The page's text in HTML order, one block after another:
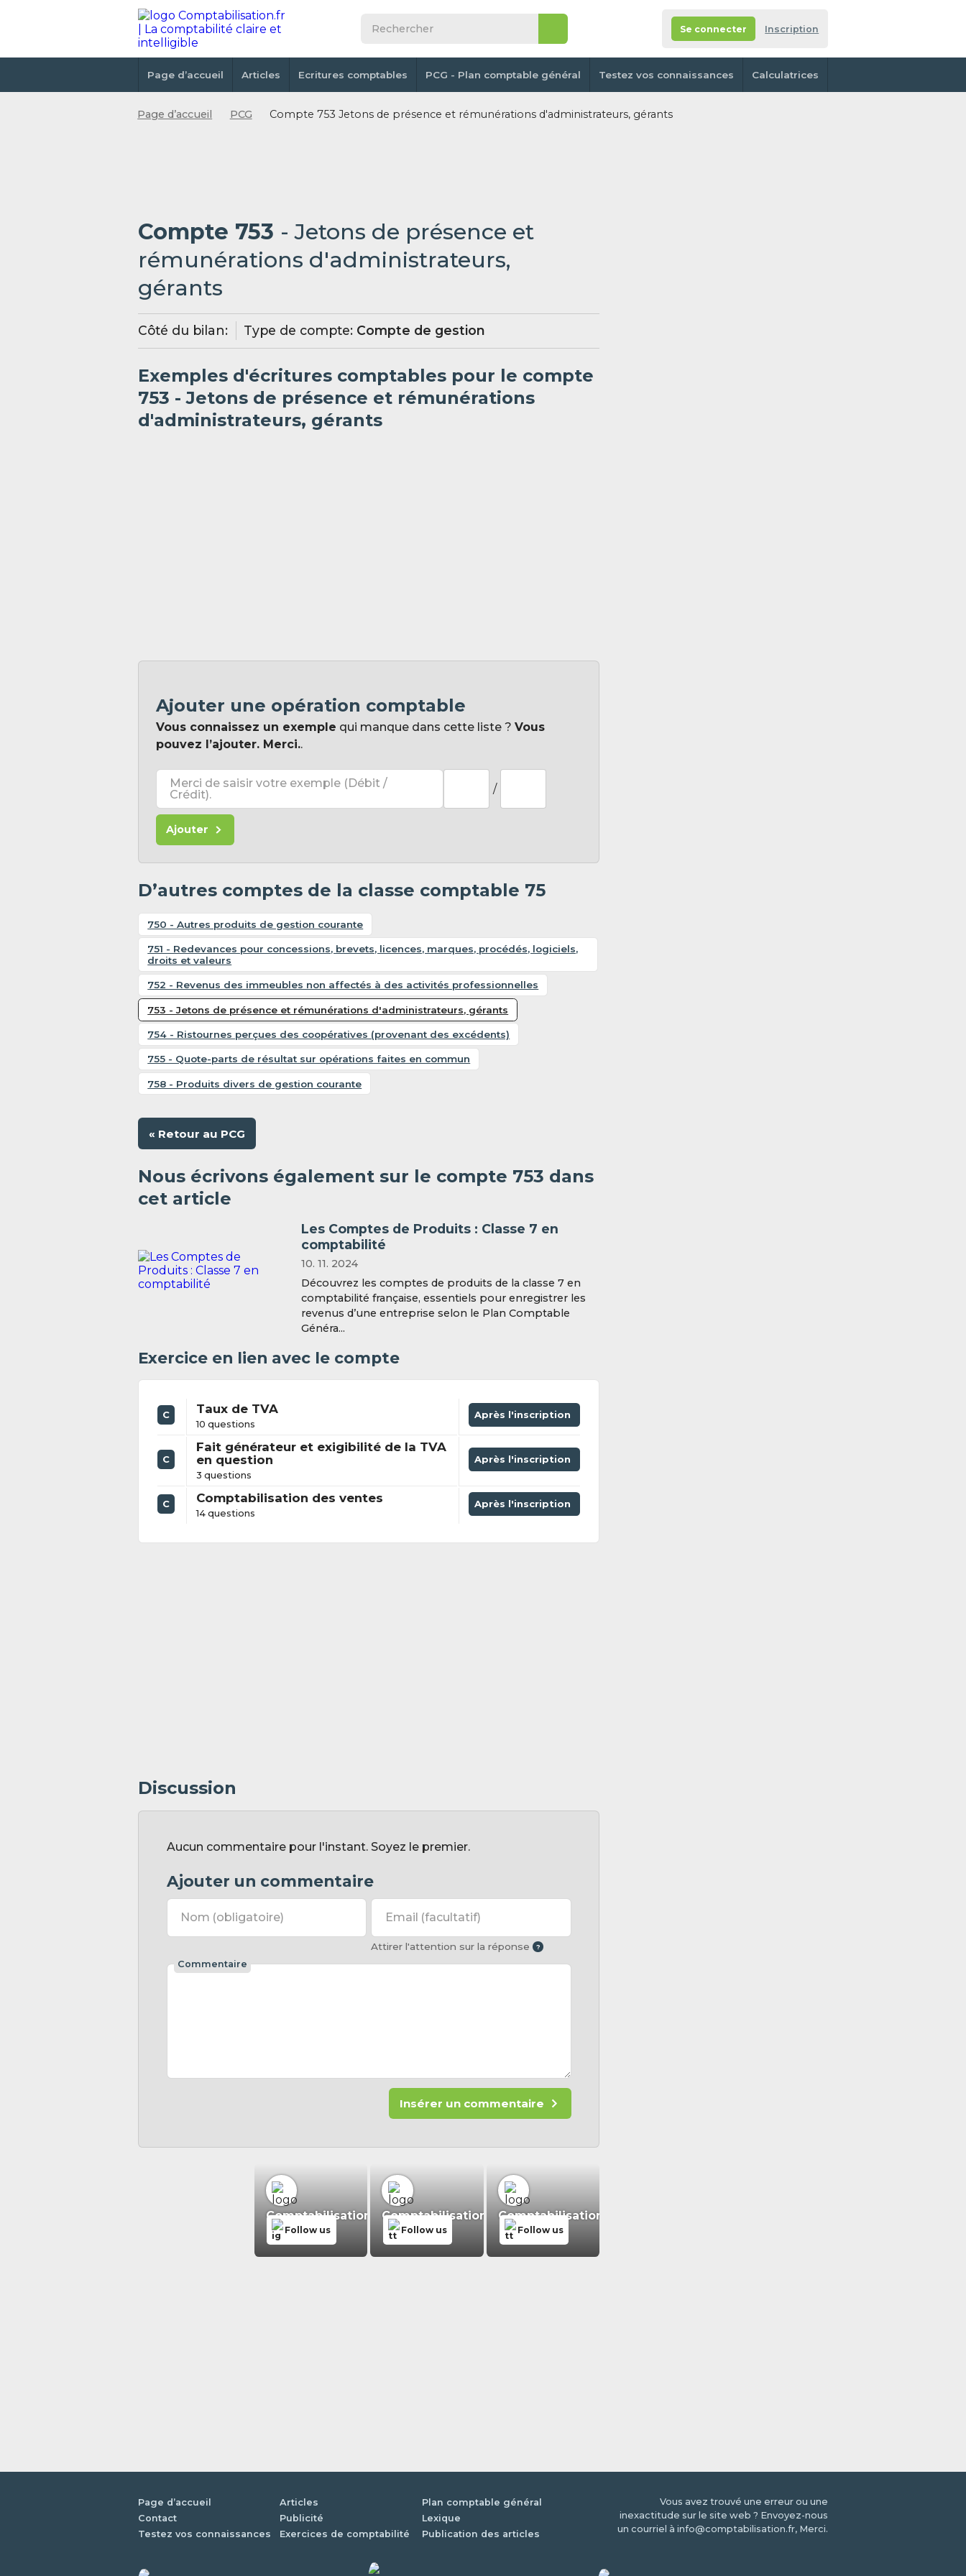
Se connecter Inscription
Page d’accueil Articles Ecritures comptables PCG - Plan comptable général Testez vos connaissances Calculatrices
Page d’accueil PCG Compte 753 Jetons de présence et rémunérations d'administrateurs, gérants
Compte 753 - Jetons de présence et
rémunérations d'administrateurs,
gérants
Côté du bilan: Type de compte: Compte de gestion
Exemples d'écritures comptables pour le compte
753 - Jetons de présence et rémunérations
d'administrateurs, gérants
Ajouter une opération comptable
Vous connaissez un exemple qui manque dans cette liste ? Vous
pouvez l’ajouter. Merci..
Merci de saisir votre exemple (Débit /
Crédit).
/
Ajouter
D’autres comptes de la classe comptable 75
750 - Autres produits de gestion courante
751 - Redevances pour concessions, brevets, licences, marques, procédés, logiciels,
droits et valeurs
752 - Revenus des immeubles non affectés à des activités professionnelles
753 - Jetons de présence et rémunérations d'administrateurs, gérants
754 - Ristournes perçues des coopératives (provenant des excédents)
755 - Quote-parts de résultat sur opérations faites en commun
758 - Produits divers de gestion courante
« Retour au PCG
Nous écrivons également sur le compte 753 dans
cet article
Les Comptes de Produits : Classe 7 en
comptabilité
10. 11. 2024
Découvrez les comptes de produits de la classe 7 en
comptabilité française, essentiels pour enregistrer les
revenus d’une entreprise selon le Plan Comptable
Généra...
Exercice en lien avec le compte
C Taux de TVA
10 questions
Après l'inscription
C
Fait générateur et exigibilité de la TVA
en question
3 questions
Après l'inscription
C Comptabilisation des ventes
14 questions
Après l'inscription
Discussion
Aucun commentaire pour l'instant. Soyez le premier.
Ajouter un commentaire
Nom (obligatoire) Email (facultatif)
Attirer l'attention sur la réponse
Commentaire
Insérer un commentaire
Comptabilisation.fr
Follow us
Comptabilisation.fr
Follow us
Comptabilisation.fr
Follow us
Page d’accueil Articles
Plan comptable général
Contact
Publicité
Lexique
Testez vos connaissances
Exercices de comptabilité Publication des articles
Vous avez trouvé une erreur ou une
inexactitude sur le site web ? Envoyez-nous
un courriel à info@comptabilisation.fr, Merci.